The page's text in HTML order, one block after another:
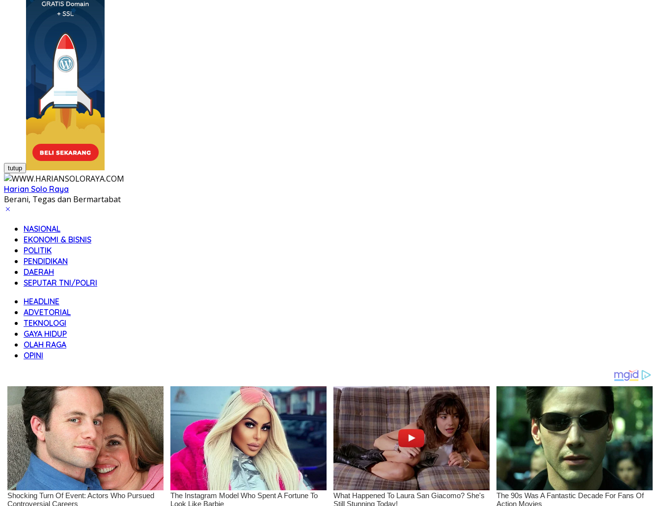
tutup
Harian Solo Raya
Berani, Tegas dan Bermartabat
NASIONAL
EKONOMI & BISNIS
POLITIK
PENDIDIKAN
DAERAH
SEPUTAR TNI/POLRI
HEADLINE
ADVETORIAL
TEKNOLOGI
GAYA HIDUP
OLAH RAGA
OPINI